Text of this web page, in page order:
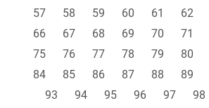
57
58 59 60 61 62
66
67 68 69 70 71
75
76 77 78 79 80
84
85 86 87 88 89
93
94 95 96 97 98